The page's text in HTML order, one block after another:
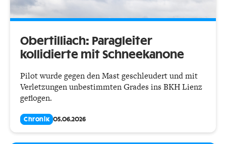
Obertilliach: Paragleiter
kollidierte mit Schneekanone
Pilot wurde gegen den Mast geschleudert und mit
Verletzungen unbestimmten Grades ins BKH Lienz
geflogen.
Chronik 05.06.2026